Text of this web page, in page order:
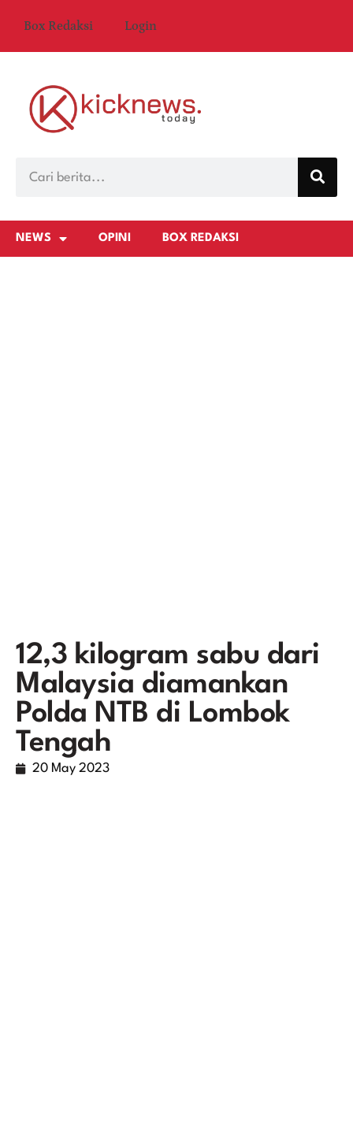
Box Redaksi Login
NEWS OPINI BOX REDAKSI
12,3 kilogram sabu dari
Malaysia diamankan
Polda NTB di Lombok
Tengah
20 May 2023